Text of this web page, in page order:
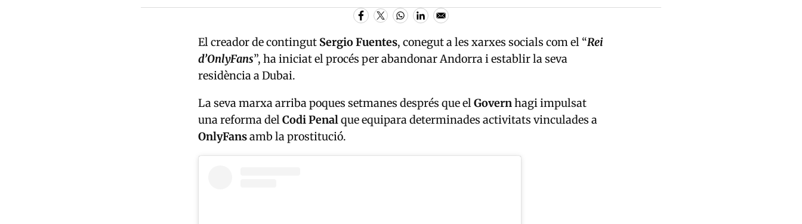
El creador de contingut Sergio Fuentes, conegut a les xarxes socials com el “Rei
d’OnlyFans”, ha iniciat el procés per abandonar Andorra i establir la seva
residència a Dubai.
La seva marxa arriba poques setmanes després que elGovernhagi impulsat
una reforma delCodi Penalque equipara determinades activitats vinculades a
OnlyFansamb la prostitució.